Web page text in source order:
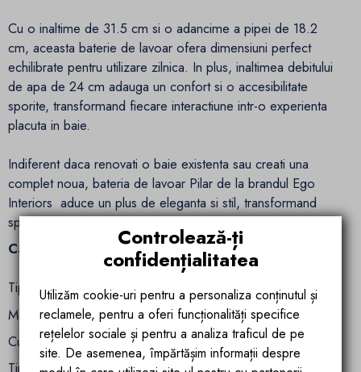
Cu o inaltime de 31.5 cm si o adancime a pipei de 18.2
cm, aceasta baterie de lavoar ofera dimensiuni perfect
echilibrate pentru utilizare zilnica. In plus, inaltimea debitului
de apa de 24 cm adauga un confort si o accesibilitate
sporite, transformand fiecare interactiune intr-o experienta
placuta in baie.
Indiferent daca renovati o baie existenta sau creati una
complet noua, bateria de lavoar Pilar de la brandul Ego
Interiors aduce un plus de eleganta si stil, transformand
spatiul dvs. de baie intr-o oaza de confort si rafinament.
Caracteristici tehnice:
Tip baterie: lavoar
Montaj: pe blat
Culoare: Auriu Mat
Controlează-ți
confidențialitatea
Utilizăm cookie-uri pentru a personaliza conținutul și
reclamele, pentru a oferi funcționalități specifice
rețelelor sociale și pentru a analiza traficul de pe
site. De asemenea, împărtășim informații despre